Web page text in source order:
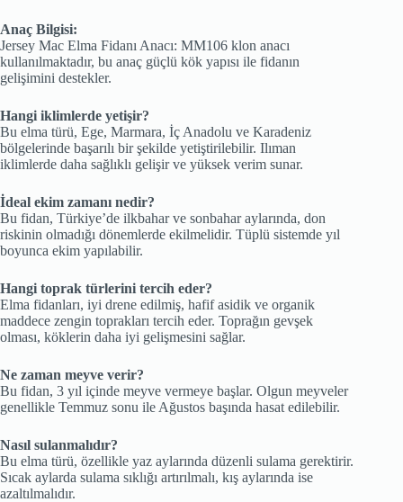
Anaç Bilgisi:
Jersey Mac Elma Fidanı Anacı: MM106 klon anacı
kullanılmaktadır, bu anaç güçlü kök yapısı ile fidanın
gelişimini destekler.
Hangi iklimlerde yetişir?
Bu elma türü, Ege, Marmara, İç Anadolu ve Karadeniz
bölgelerinde başarılı bir şekilde yetiştirilebilir. Ilıman
iklimlerde daha sağlıklı gelişir ve yüksek verim sunar.
İdeal ekim zamanı nedir?
Bu fidan, Türkiye’de ilkbahar ve sonbahar aylarında, don
riskinin olmadığı dönemlerde ekilmelidir. Tüplü sistemde yıl
boyunca ekim yapılabilir.
Hangi toprak türlerini tercih eder?
Elma fidanları, iyi drene edilmiş, hafif asidik ve organik
maddece zengin toprakları tercih eder. Toprağın gevşek
olması, köklerin daha iyi gelişmesini sağlar.
Ne zaman meyve verir?
Bu fidan, 3 yıl içinde meyve vermeye başlar. Olgun meyveler
genellikle Temmuz sonu ile Ağustos başında hasat edilebilir.
Nasıl sulanmalıdır?
Bu elma türü, özellikle yaz aylarında düzenli sulama gerektirir.
Sıcak aylarda sulama sıklığı artırılmalı, kış aylarında ise
azaltılmalıdır.